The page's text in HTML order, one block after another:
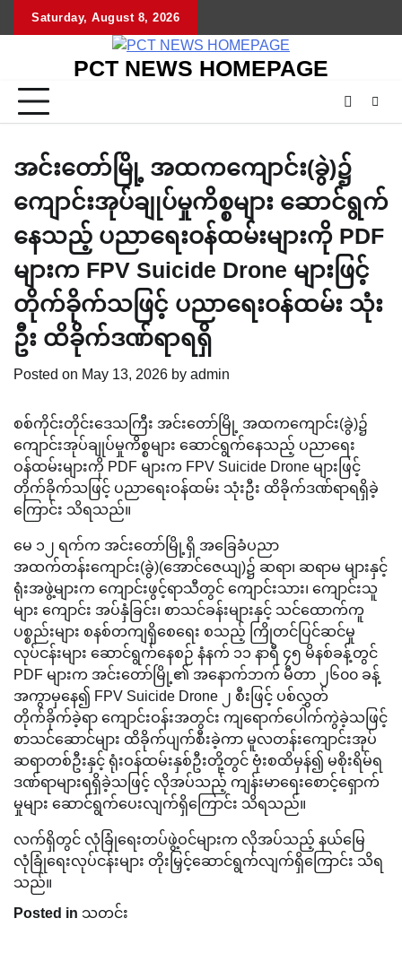
Saturday, August 8, 2026
PCT NEWS HOMEPAGE
အင်းတော်မြို့ အထကကျောင်း(ခွဲ)၌
ကျောင်းအုပ်ချုပ်မှုကိစ္စများ ဆောင်ရွက်
နေသည့် ပညာရေးဝန်ထမ်းများကို PDF
များက FPV Suicide Drone များဖြင့်
တိုက်ခိုက်သဖြင့် ပညာရေးဝန်ထမ်း သုံး
ဦး ထိခိုက်ဒဏ်ရာရရှိ
Posted on May 13, 2026 by admin
စစ်ကိုင်းတိုင်း​ဒေသကြီး အင်းတော်မြို့ အထကကျောင်း(ခွဲ)၌
ကျောင်းအုပ်ချုပ်မှုကိစ္စများ ဆောင်ရွက်နေသည့် ပညာရေး
ဝန်ထမ်းများကို PDF များက FPV Suicide Drone များဖြင့်
တိုက်ခိုက်သဖြင့် ပညာရေးဝန်ထမ်း သုံးဦး ထိခိုက်ဒဏ်ရာရရှိခဲ့​
ကြောင်း သိရသည်။
မေ ၁၂ ရက်က အင်းတော်မြို့ရှိ အခြေခံပညာ
အထက်တန်းကျောင်း(ခွဲ)(အောင်ဇေယျ)၌ ဆရာ၊ ဆရာမ များနှင့်
ရုံးအဖွဲ့များက ကျောင်းဖွင့်ရာသီတွင် ကျောင်းသား၊ ကျောင်းသူ
များ ကျောင်း အပ်နှံခြင်း၊ စာသင်ခန်းများနှင့် သင်ထောက်ကူ
ပစ္စည်းများ စနစ်တကျရှိစေရေး စသည့် ကြိုတင်ပြင်ဆင်မှု
လုပ်ငန်းများ ဆောင်ရွက်နေစဉ် နံနက် ၁၁ နာရီ ၄၅ မိနစ်ခန့်တွင်
PDF များက အင်းတော်မြို့၏ အနောက်ဘက် မီတာ ၂၆၀၀ ခန့်
အကွာမှနေ၍ FPV Suicide Drone ၂ စီးဖြင့် ပစ်လွှတ်
တိုက်ခိုက်ခဲ့ရာ ကျောင်းဝန်းအတွင်း ကျရောက်ပေါက်ကွဲခဲ့သဖြင့်
စာသင်ဆောင်များ ထိခိုက်ပျက်စီးခဲ့ကာ မူလတန်းကျောင်းအုပ်
ဆရာတစ်ဦးနှင့် ရုံးဝန်ထမ်းနှစ်ဦးတို့တွင် ဗုံးစထိမှန်၍ မစိုးရိမ်ရ
ဒဏ်ရာများရရှိခဲ့သဖြင့် လိုအပ်သည့် ကျန်းမာရေးစောင့်ရှောက်
မှုများ ဆောင်ရွက်ပေးလျက်ရှိကြောင်း သိရသည်။
လက်ရှိတွင် လုံခြုံရေးတပ်ဖွဲ့ဝင်များက လိုအပ်သည့် နယ်မြေ
လုံခြုံရေးလုပ်ငန်းများ တိုးမြှင့်ဆောင်ရွက်လျက်ရှိကြောင်း သိရ
သည်။
Posted in သတင်း